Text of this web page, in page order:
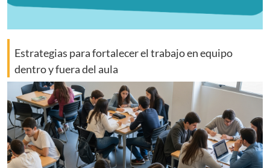
Estrategias para fortalecer el trabajo en equipo
dentro y fuera del aula